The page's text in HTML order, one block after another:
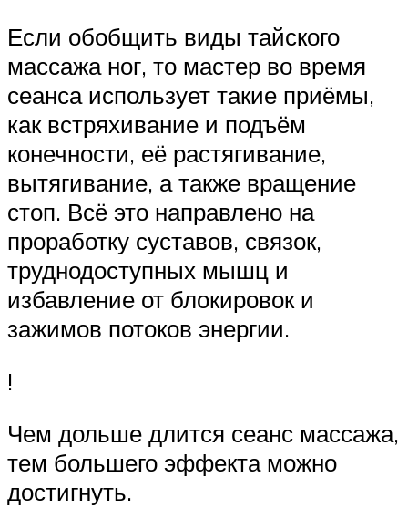
Если обобщить виды тайского
массажа ног, то мастер во время
сеанса использует такие приёмы,
как встряхивание и подъём
конечности, её растягивание,
вытягивание, а также вращение
стоп. Всё это направлено на
проработку суставов, связок,
труднодоступных мышц и
избавление от блокировок и
зажимов потоков энергии.
!
Чем дольше длится сеанс массажа,
тем большего эффекта можно
достигнуть.